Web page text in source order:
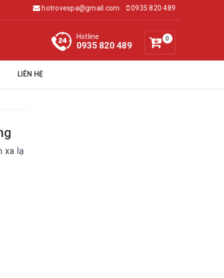
hotrovespa@gmail.com 0935 820 489
0
Hotline
0935 820 489
LIÊN HỆ
xa lạ